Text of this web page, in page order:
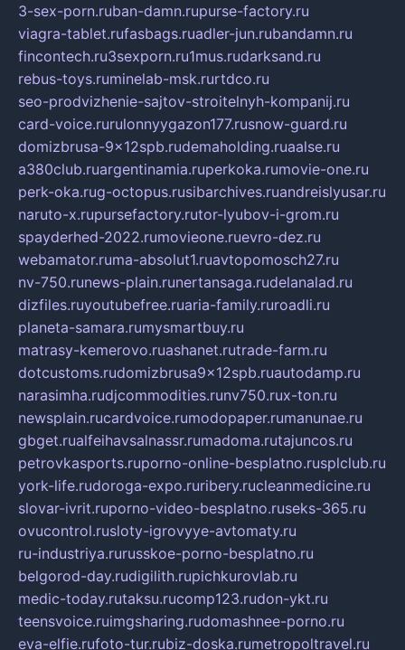
3-sex-porn.ruban-damn.rupurse-factory.ru
viagra-tablet.rufasbags.ruadler-jun.rubandamn.ru
fincontech.ru3sexporn.ru1mus.rudarksand.ru
rebus-toys.ruminelab-msk.rurtdco.ru
seo-prodvizhenie-sajtov-stroitelnyh-kompanij.ru
card-voice.rurulonnyygazon177.rusnow-guard.ru
domizbrusa-9x12spb.rudemaholding.ruaalse.ru
a380club.ruargentinamia.ruperkoka.rumovie-one.ru
perk-oka.rug-octopus.rusibarchives.ruandreislyusar.ru
naruto-x.rupursefactory.rutor-lyubov-i-grom.ru
spayderhed-2022.rumovieone.ruevro-dez.ru
webamator.ruma-absolut1.ruavtopomosch27.ru
nv-750.runews-plain.runertansaga.rudelanalad.ru
dizfiles.ruyoutubefree.ruaria-family.ruroadli.ru
planeta-samara.rumysmartbuy.ru
matrasy-kemerovo.ruashanet.rutrade-farm.ru
dotcustoms.rudomizbrusa9x12spb.ruautodamp.ru
narasimha.rudjcommodities.runv750.rux-ton.ru
newsplain.rucardvoice.rumodopaper.rumanunae.ru
gbget.rualfeihavsalnassr.rumadoma.rutajuncos.ru
petrovkasports.ruporno-online-besplatno.rusplclub.ru
york-life.rudoroga-expo.ruribery.rucleanmedicine.ru
slovar-ivrit.ruporno-video-besplatno.ruseks-365.ru
ovucontrol.rusloty-igrovyye-avtomaty.ru
ru-industriya.rurusskoe-porno-besplatno.ru
belgorod-day.rudigilith.rupichkurovlab.ru
medic-today.rutaksu.rucomp123.rudon-ykt.ru
teensvoice.ruimgsharing.rudomashnee-porno.ru
eva-elfie.rufoto-tur.rubiz-doska.rumetropoltravel.ru